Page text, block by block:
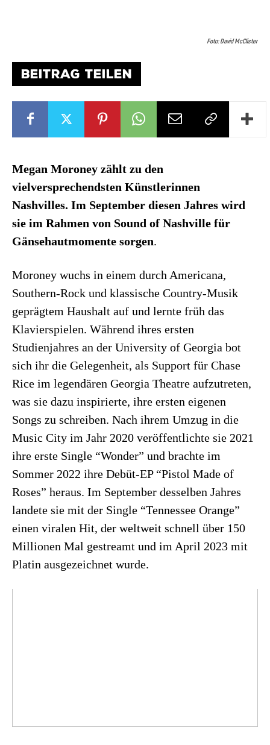
Foto: David McClister
BEITRAG TEILEN
Megan Moroney zählt zu den
vielversprechendsten Künstlerinnen
Nashvilles. Im September diesen Jahres wird
sie im Rahmen von Sound of Nashville für
Gänsehautmomente sorgen.
Moroney wuchs in einem durch Americana,
Southern-Rock und klassische Country-Musik
geprägtem Haushalt auf und lernte früh das
Klavierspielen. Während ihres ersten
Studienjahres an der University of Georgia bot
sich ihr die Gelegenheit, als Support für Chase
Rice im legendären Georgia Theatre aufzutreten,
was sie dazu inspirierte, ihre ersten eigenen
Songs zu schreiben. Nach ihrem Umzug in die
Music City im Jahr 2020 veröffentlichte sie 2021
ihre erste Single “Wonder” und brachte im
Sommer 2022 ihre Debüt-EP “Pistol Made of
Roses” heraus. Im September desselben Jahres
landete sie mit der Single “Tennessee Orange”
einen viralen Hit, der weltweit schnell über 150
Millionen Mal gestreamt und im April 2023 mit
Platin ausgezeichnet wurde.